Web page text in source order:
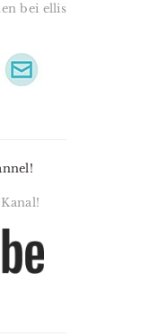
bei ellis